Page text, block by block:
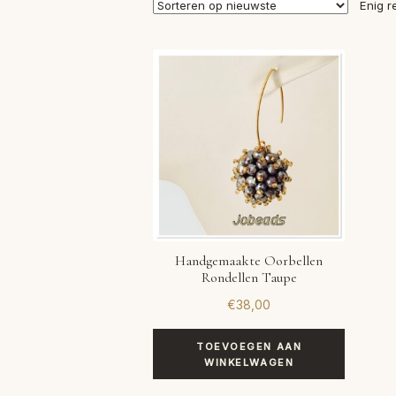
Enig
Handgemaakte Oorbellen
Rondellen Taupe
€38,00
TOEVOEGEN AAN
WINKELWAGEN